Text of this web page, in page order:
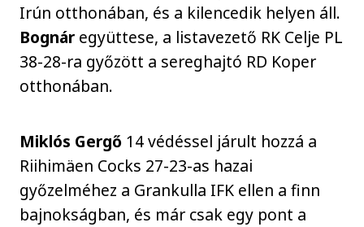
Irún otthonában, és a kilencedik helyen áll.
Bognár együttese, a listavezető RK Celje PL
38-28-ra győzött a sereghajtó RD Koper
otthonában.
Miklós Gergő 14 védéssel járult hozzá a
Riihimäen Cocks 27-23-as hazai
győzelméhez a Grankulla IFK ellen a finn
bajnokságban, és már csak egy pont a